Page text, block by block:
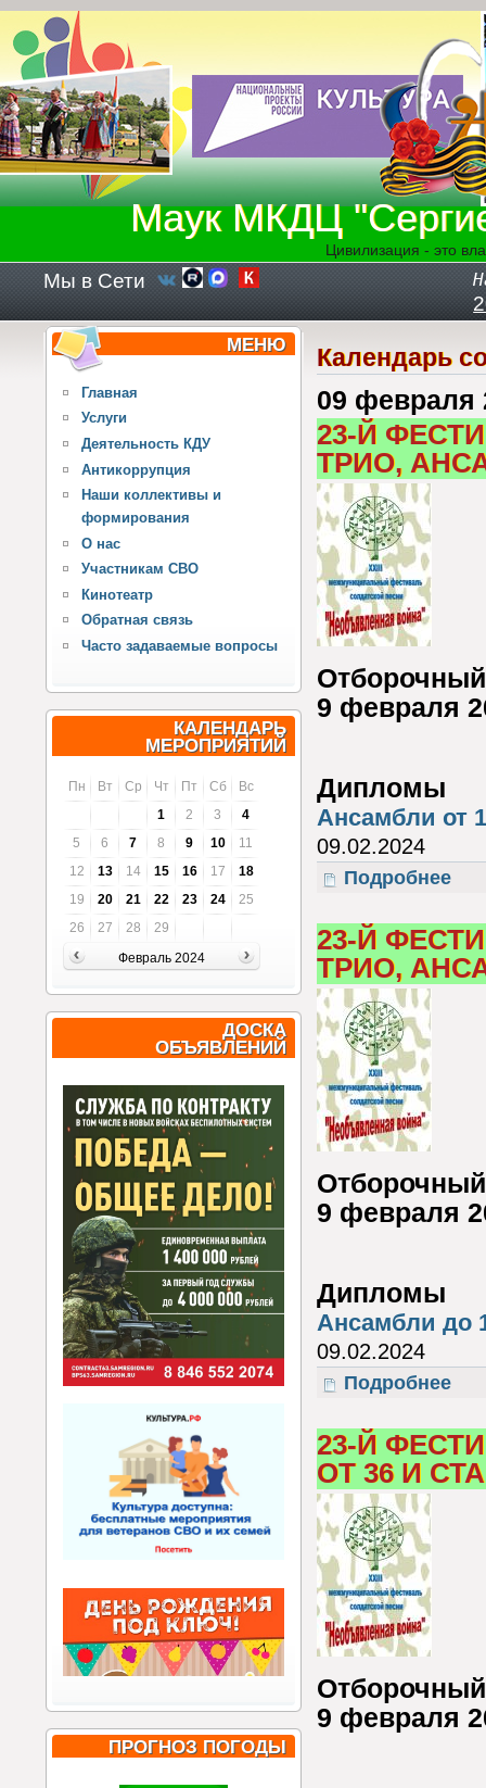
Перейти к основному содержанию
Маук МКДЦ
Цивилизация - это
Мы в Сети
МЕНЮ
Главная
Услуги
Деятельность КДУ
Антикоррупция
Наши коллективы и
формирования
О нас
Участникам СВО
Кинотеатр
Обратная связь
Часто задаваемые вопросы
КАЛЕНДАРЬ
МЕРОПРИЯТИЙ
Пн Вт Ср Чт Пт Сб
Вс
1
2 3
4
5
6 7 8 9 10
11
12
13 14 15 16 17
18
19
20 21 22 23 24
25
26
27 28
29
Февраль 2024
ДОСКА
ОБЪЯВЛЕНИЙ
ПРОГНОЗ ПОГОДЫ
Календарь
09 февраля
23-Й
ТРИО,
9 февраля
Дипломы
Ансамбли от
09.02.2024
Подробнее
23-Й
ТРИО,
9 февраля
Дипломы
Ансамбли до
09.02.2024
Подробнее
23-Й
ОТ 36 И
9 февраля